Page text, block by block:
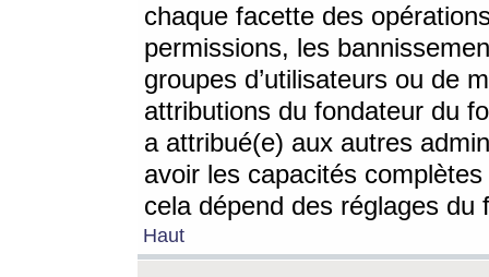
chaque facette des
permissions, les
groupes d’utilisateurs ou de
attributions du fondateur du
a attribué(e) aux autres
avoir les capacités
cela dépend des réglages du
Haut